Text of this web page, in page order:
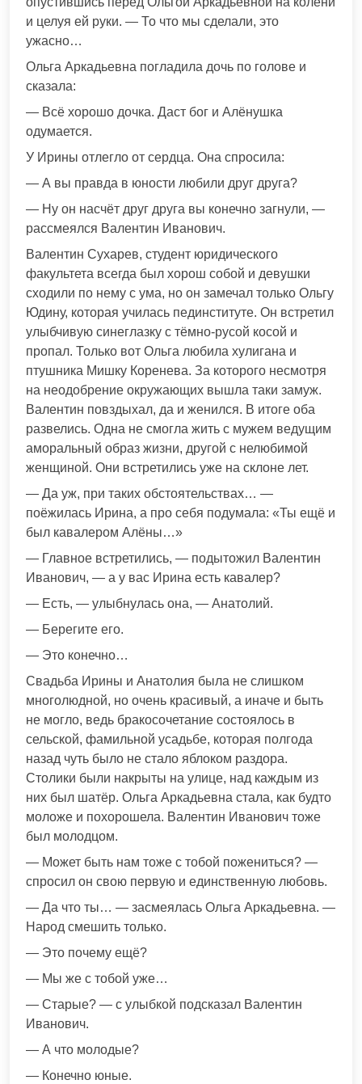
и целуя ей руки. — То что мы сделали, это
ужасно…
Ольга Аркадьевна погладила дочь по голове и
сказала:
— Всё хорошо дочка. Даст бог и Алёнушка
одумается.
У Ирины отлегло от сердца. Она спросила:
— А вы правда в юности любили друг друга?
— Ну он насчёт друг друга вы конечно загнули, —
рассмеялся Валентин Иванович.
Валентин Сухарев, студент юридического
факультета всегда был хорош собой и девушки
сходили по нему с ума, но он замечал только Ольгу
Юдину, которая училась пединституте. Он встретил
улыбчивую синеглазку с тёмно-русой косой и
пропал. Только вот Ольга любила хулигана и
птушника Мишку Коренева. За которого несмотря
на неодобрение окружающих вышла таки замуж.
Валентин повздыхал, да и женился. В итоге оба
развелись. Одна не смогла жить с мужем ведущим
аморальный образ жизни, другой с нелюбимой
женщиной. Они встретились уже на склоне лет.
— Да уж, при таких обстоятельствах… —
поёжилась Ирина, а про себя подумала: «Ты ещё и
был кавалером Алёны…»
— Главное встретились, — подытожил Валентин
Иванович, — а у вас Ирина есть кавалер?
— Есть, — улыбнулась она, — Анатолий.
— Берегите его.
— Это конечно…
Свадьба Ирины и Анатолия была не слишком
многолюдной, но очень красивый, а иначе и быть
не могло, ведь бракосочетание состоялось в
сельской, фамильной усадьбе, которая полгода
назад чуть было не стало яблоком раздора.
Столики были накрыты на улице, над каждым из
них был шатёр. Ольга Аркадьевна стала, как будто
моложе и похорошела. Валентин Иванович тоже
был молодцом.
— Может быть нам тоже с тобой пожениться? —
спросил он свою первую и единственную любовь.
— Да что ты… — засмеялась Ольга Аркадьевна. —
Народ смешить только.
— Это почему ещё?
— Мы же с тобой уже…
— Старые? — с улыбкой подсказал Валентин
Иванович.
— А что молодые?
— Конечно юные.